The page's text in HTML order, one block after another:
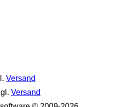
Versand
Versand